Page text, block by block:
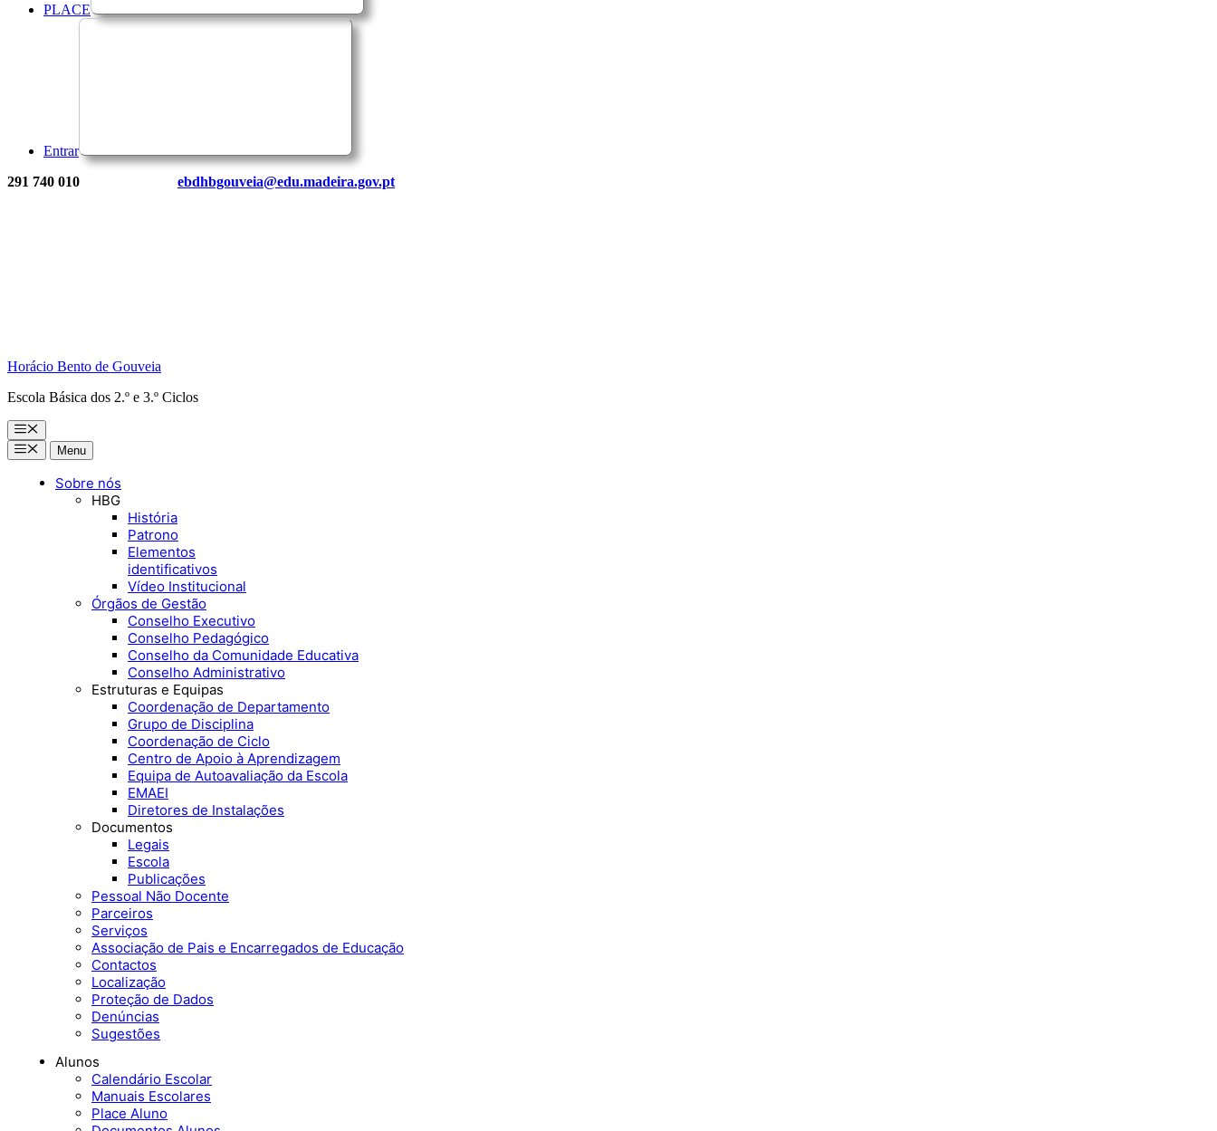
PLACE
Entrar
291 740 010 ebdhbgouveia@edu.madeira.gov.pt
Horácio Bento de Gouveia
Escola Básica dos 2.º e 3.º Ciclos
Menu
MenuMenu
Sobre nós
HBG
História
Patrono
Elementos
identificativos
Vídeo Institucional
Órgãos de Gestão
Conselho Executivo
Conselho Pedagógico
Conselho da Comunidade Educativa
Conselho Administrativo
Estruturas e Equipas
Coordenação de Departamento
Grupo de Disciplina
Coordenação de Ciclo
Centro de Apoio à Aprendizagem
Equipa de Autoavaliação da Escola
EMAEI
Diretores de Instalações
Documentos
Legais
Escola
Publicações
Pessoal Não Docente
Parceiros
Serviços
Associação de Pais e Encarregados de Educação
Contactos
Localização
Proteção de Dados
Denúncias
Sugestões
Alunos
Calendário Escolar
Manuais Escolares
Place Aluno